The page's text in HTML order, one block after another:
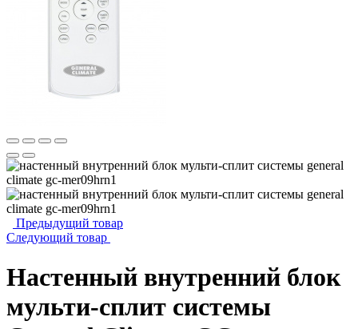
Предыдущий товар
Следующий товар
Настенный внутренний блок
мульти-сплит системы